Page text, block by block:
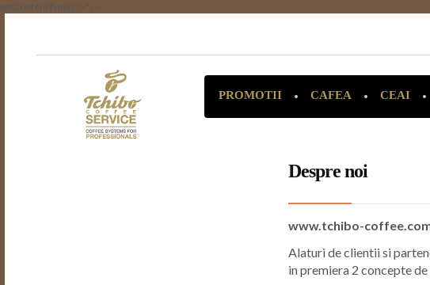
getContentType() ?>" />
PROMOTII CAFEA CEAI
Despre noi
www.tchibo-
Alaturi de clientii si
in premiera 2 concepte de